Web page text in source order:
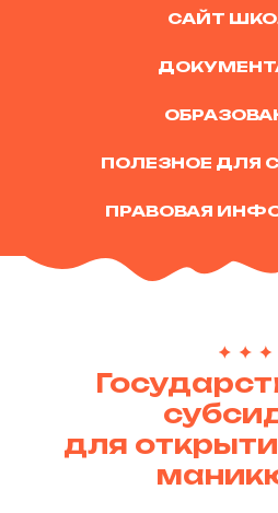
САЙТ
ПОЛЕЗНОЕ ДЛЯ
ПРАВОВАЯ
для